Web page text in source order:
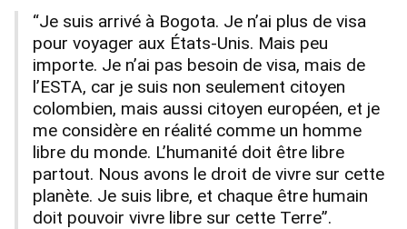
“Je suis arrivé à Bogota. Je n’ai plus de visa
pour voyager aux États-Unis. Mais peu
importe. Je n’ai pas besoin de visa, mais de
l’ESTA, car je suis non seulement citoyen
colombien, mais aussi citoyen européen, et je
me considère en réalité comme un homme
libre du monde. L’humanité doit être libre
partout. Nous avons le droit de vivre sur cette
planète. Je suis libre, et chaque être humain
doit pouvoir vivre libre sur cette Terre”.